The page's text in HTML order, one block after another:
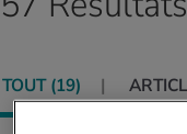
de relaxation
spécialisée
ACTUELS DANS LE
TOUT (19)